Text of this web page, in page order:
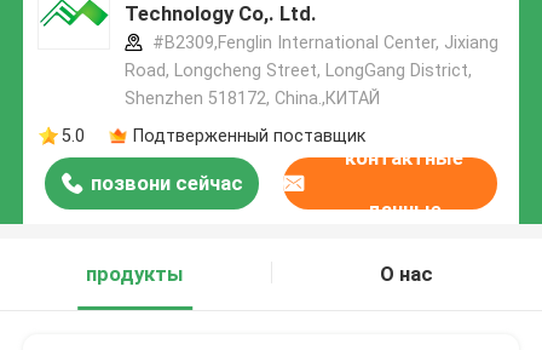
Technology Co,. Ltd.
#B2309,Fenglin International Center, Jixiang
Road, Longcheng Street, LongGang District,
Shenzhen 518172, China.,КИТАЙ
5.0
Подтверженный поставщик
позвони сейчас
контактные
данные
продукты О нас